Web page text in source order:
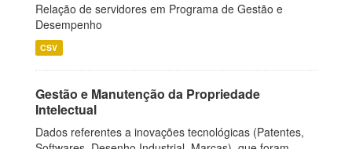
Relação de servidores em Programa de Gestão e
Desempenho
CSV
Gestão e Manutenção da Propriedade
Intelectual
Dados referentes a inovações tecnológicas (Patentes,